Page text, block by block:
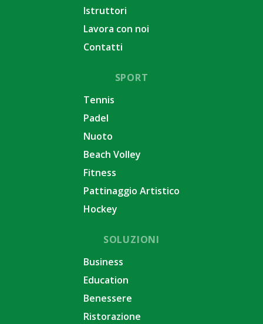
Istruttori
Lavora con noi
Contatti
SPORT
Tennis
Padel
Nuoto
Beach Volley
Fitness
Pattinaggio Artistico
Hockey
SOLUZIONI
Business
Education
Benessere
Ristorazione